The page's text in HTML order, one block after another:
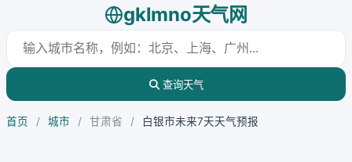
gklmno天气网
查询天气
首页 / 城市 / 甘肃省 / 白银市未来7天天气预报